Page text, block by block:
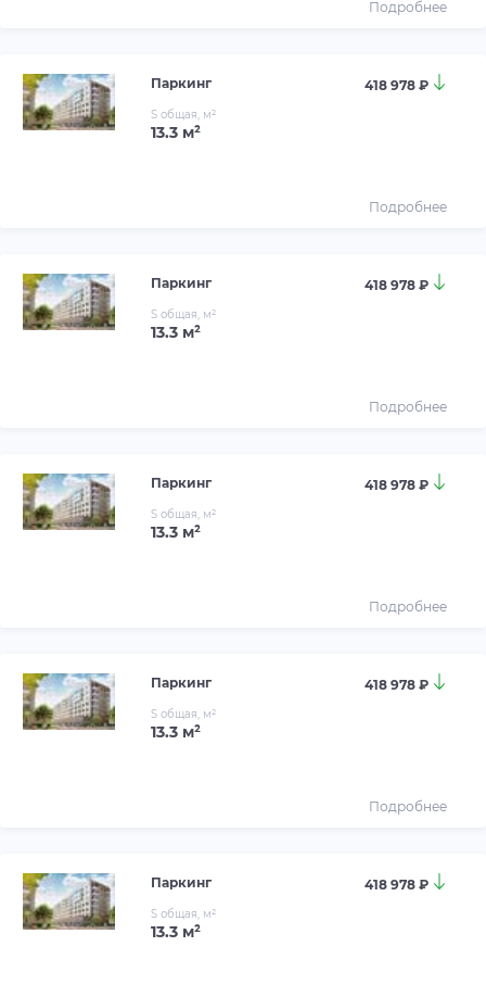
Подробнее
Паркинг 418 978 ₽
S общая, м²
13.3 м²
Подробнее
Паркинг 418 978 ₽
S общая, м²
13.3 м²
Подробнее
Паркинг 418 978 ₽
S общая, м²
13.3 м²
Подробнее
Паркинг 418 978 ₽
S общая, м²
13.3 м²
Подробнее
Паркинг 418 978 ₽
S общая, м²
13.3 м²